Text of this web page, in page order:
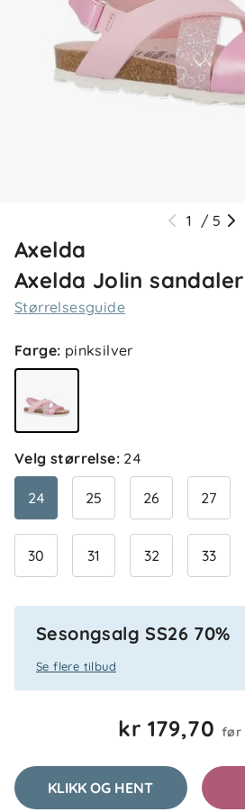
1 / 5
Axelda
Axelda Jolin sandaler
Størrelsesguide
Farge: pinksilver
Velg størrelse: 24
24 25 26 27
30 31 32 33
Sesongsalg SS26 70%
Se flere tilbud
kr 179,70 før
KLIKK OG HENT
5.0
5
Anmeldelser (1)